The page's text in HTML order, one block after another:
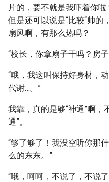
片的，要不就是我吓着你
但是还可以说是“比较“帅的
扇风啊，有那么热吗？
“校长，你拿扇子干吗？房
“哦，我这叫保持好身材，
代谢…。”
我靠，真的是够“神通”啊，
通”。
“够了够了！我没空听你那
么的东东。”
“哦，呵呵，不说了，不说